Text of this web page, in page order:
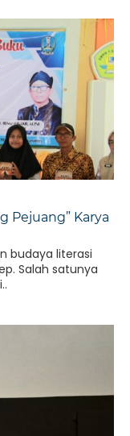
Pejuang” Karya
budaya literasi
Salah satunya